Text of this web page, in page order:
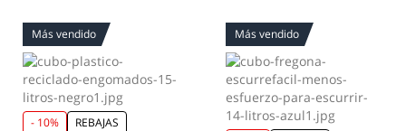
Más vendido
- 10% REBAJAS
Más vendido